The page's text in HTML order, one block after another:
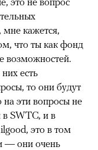
кажется,
что ты как фонд
возможностей.
есть
то они будут
на эти вопросы не
SWTC, и в
это в том
— они очень